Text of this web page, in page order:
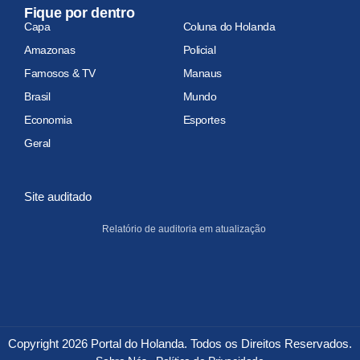
Fique por dentro
Capa
Coluna do Holanda
Amazonas
Policial
Famosos & TV
Manaus
Brasil
Mundo
Economia
Esportes
Geral
Site auditado
Relatório de auditoria em atualização
Copyright 2026 Portal do Holanda. Todos os Direitos Reservados.